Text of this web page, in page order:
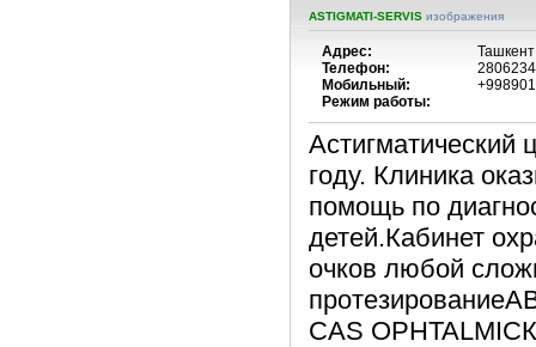
ASTIGMATI-SERVIS изображения
Адрес:
Телефон:
Мобильный:
Режим работы:
Астигматический
году. Клиника
помощь по
детей.Кабинет
очков любой
САS